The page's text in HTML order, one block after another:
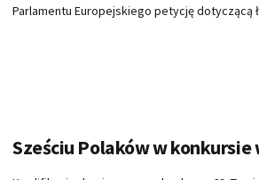
Parlamentu Europejskiego petycję dotyczącą
Sześciu Polaków w